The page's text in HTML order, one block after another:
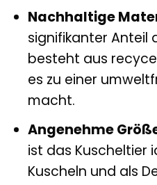
Nachhaltige
signifikanter Anteil
besteht aus
es zu einer
macht.
Angenehme
ist das Kuscheltier
Kuscheln und als